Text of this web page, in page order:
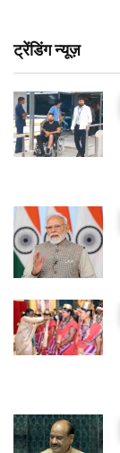
ट्रेंडिंग न्यूज़